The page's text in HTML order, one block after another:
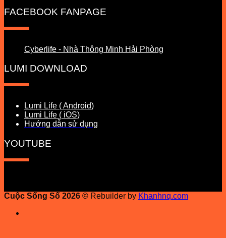
FACEBOOK FANPAGE
Cyberlife - Nhà Thông Minh Hải Phòng
LUMI DOWNLOAD
Lumi Life ( Android)
Lumi Life ( iOS)
Hướng dẫn sử dụng
YOUTUBE
Cuộc Sống Số 2026 © Rebuilder by Khanhnq.com